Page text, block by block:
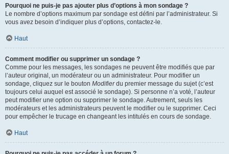
Pourquoi ne puis-je pas ajouter plus d’options à mon sondage ?
Le nombre d’options maximum par sondage est défini par l’administrateur. Si
vous avez besoin d’indiquer plus d’options, contactez-le.
Haut
Comment modifier ou supprimer un sondage ?
Comme pour les messages, les sondages ne peuvent être modifiés que par
l’auteur original, un modérateur ou un administrateur. Pour modifier un
sondage, cliquez sur le bouton Modifierdu premier message du sujet (c’est
toujours celui auquel est associé le sondage). Si personne n’a voté, l’auteur
peut modifier une option ou supprimer le sondage. Autrement, seuls les
modérateurs et les administrateurs peuvent le modifier ou le supprimer. Ceci
pour empêcher le trucage en changeant les intitulés en cours de sondage.
Haut